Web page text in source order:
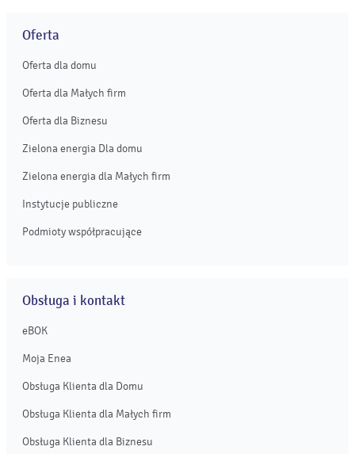
Oferta
Oferta dla domu
Oferta dla Małych firm
Oferta dla Biznesu
Zielona energia Dla domu
Zielona energia dla Małych firm
Instytucje publiczne
Podmioty współpracujące
Obsługa i kontakt
eBOK
Moja Enea
Obsługa Klienta dla Domu
Obsługa Klienta dla Małych firm
Obsługa Klienta dla Biznesu